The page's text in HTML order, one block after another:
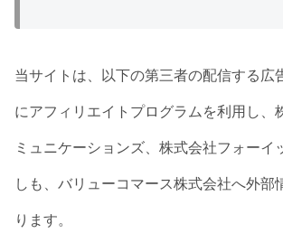
当サイトは、以下の第三者の配信する広
にアフィリエイトプログラムを利用し、
ミュニケーションズ、株式会社フォーイ
しも、バリューコマース株式会社へ外部
ります。